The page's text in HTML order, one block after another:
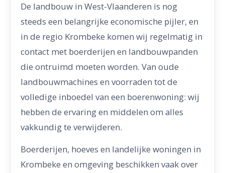
De landbouw in West-Vlaanderen is nog
steeds een belangrijke economische pijler, en
in de regio Krombeke komen wij regelmatig in
contact met boerderijen en landbouwpanden
die ontruimd moeten worden. Van oude
landbouwmachines en voorraden tot de
volledige inboedel van een boerenwoning: wij
hebben de ervaring en middelen om alles
vakkundig te verwijderen.
Boerderijen, hoeves en landelijke woningen in
Krombeke en omgeving beschikken vaak over